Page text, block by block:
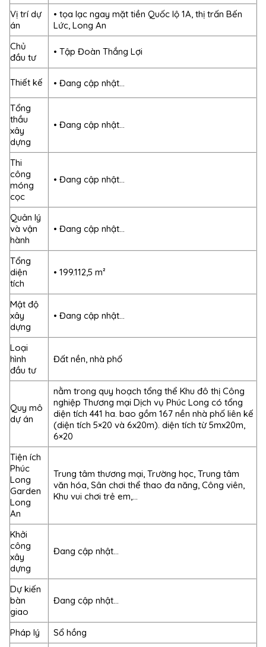
Vị trí dự
án
• tọa lạc ngay mặt tiền Quốc lộ 1A, thị trấn Bến
Lức, Long An
Chủ
đầu tư
• Tập Đoàn Thắng Lợi
Thiết kế • Đang cập nhật…
Tổng
thầu
xây
dựng
• Đang cập nhật…
Thi
công
móng
cọc
• Đang cập nhật…
Quản lý
và vận
hành
• Đang cập nhật…
Tổng
diện
tích
• 199.112,5 m²
Mật độ
xây
dựng
• Đang cập nhật…
Loại
hình
đầu tư
Đất nền, nhà phố
Quy mô
dự án
nằm trong quy hoạch tổng thể Khu đô thị Công
nghiệp Thương mại Dịch vụ Phúc Long có tổng
diện tích 441 ha. bao gồm 167 nền nhà phố liên kế
(diện tích 5×20 và 6x20m). diện tích từ 5mx20m,
6×20
Tiện ích
Phúc
Long
Garden
Long
An
Trung tâm thương mại, Trường học, Trung tâm
văn hóa, Sân chơi thể thao đa năng, Công viên,
Khu vui chơi trẻ em,…
Khởi
công
xây
dựng
Đang cập nhật…
Dự kiến
bàn
giao
Đang cập nhật…
Pháp lý
Sổ hồng